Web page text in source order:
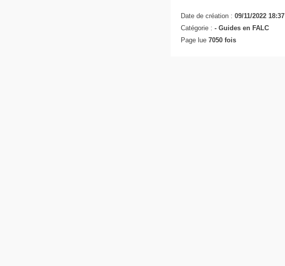
Date de création : 09/11/2022 18:37
Catégorie : - Guides en FALC
Page lue 7050 fois